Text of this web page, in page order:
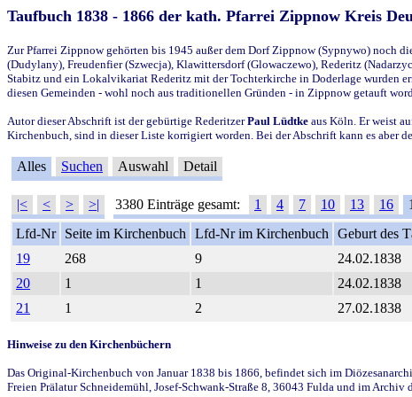
Taufbuch 1838 - 1866 der kath. Pfarrei Zippnow Kreis
Zur Pfarrei Zippnow gehörten bis 1945 außer dem Dorf Zippnow (Sypnywo) noch
(Dudylany), Freudenfier (Szwecja), Klawittersdorf (Glowaczewo), Rederitz
Stabitz und ein Lokalvikariat Rederitz mit der Tochterkirche in Doderlage wurden
diesen Gemeinden - wohl noch aus traditionellen Gründen - in Zippnow getauft
Autor dieser Abschrift ist der gebürtige RederitzerPaul Lüdtke aus Köln. Er weist
Kirchenbuch, sind in dieser Liste korrigiert worden. Bei der Abschrift kann es aber
Alles Suchen Auswahl Detail
|< < > >| 3380 Einträge gesamt: 1 4 7 10 13 16
Lfd-Nr
Seite im Kirchenbuch Lfd-Nr im Kirchenbuch Geburt des
19
268 9 24.02.1838
20
1 1 24.02.1838
21
1 2 27.02.1838
Hinweise zu den Kirchenbüchern
Das Original-Kirchenbuch von Januar 1838 bis 1866, befindet sich im
Freien Prälatur Schneidemühl, Josef-Schwank-Straße 8, 36043 Fulda und im